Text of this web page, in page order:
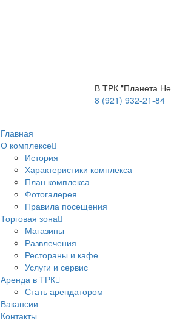
В ТРК "Планета
8 (921) 932-21-84
Главная
О комплексе
История
Характеристики комплекса
План комплекса
Фотогалерея
Правила посещения
Торговая зона
Магазины
Развлечения
Рестораны и кафе
Услуги и сервис
Аренда в ТРК
Стать арендатором
Вакансии
Контакты